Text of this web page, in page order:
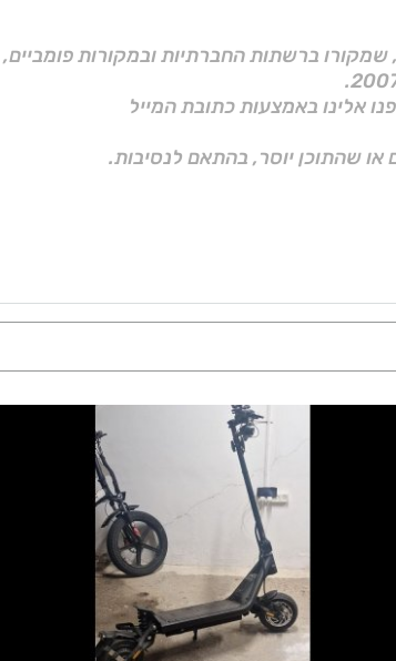
שמקורו ברשתות החברתיות ובמקורות פומביים,
אלינו באמצעות כתובת המייל
או שהתוכן יוסר, בהתאם לנסיבות.